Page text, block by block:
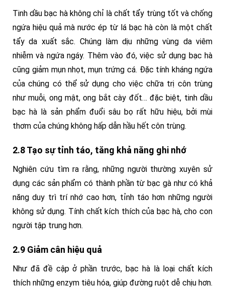
Tinh dầu bạc hà không chỉ là chất tẩy trùng tốt và chống
ngứa hiệu quả mà nước ép từ lá bạc hà còn là một chất
tẩy da xuất sắc. Chúng làm dịu những vùng da viêm
nhiễm và ngứa ngáy. Thêm vào đó, việc sử dụng bạc hà
cũng giảm mụn nhọt, mụn trứng cá. Đặc tính kháng ngứa
của chúng có thể sử dụng cho việc chữa trị côn trùng
như muỗi, ong mật, ong bắt cày đốt… đặc biệt, tinh dầu
bạc hà là sản phẩm đuổi sâu bọ rất hữu hiệu, bởi mùi
thơm của chúng không hấp dẫn hầu hết côn trùng.
2.8 Tạo sự tỉnh táo, tăng khả năng ghi nhớ
Nghiên cứu tìm ra rằng, những người thường xuyên sử
dụng các sản phẩm có thành phần từ bạc gà như có khả
năng duy trì trí nhớ cao hơn, tỉnh táo hơn những người
không sử dụng. Tính chất kích thích của bạc hà, cho con
người tập trung hơn.
2.9 Giảm cân hiệu quả
Như đã đề cập ở phần trước, bạc hà là loại chất kích
thích những enzym tiêu hóa, giúp đường ruột dễ chịu hơn.